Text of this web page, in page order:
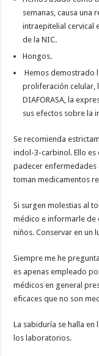
semanas, causa una
intraepitelial cervical
de la NIC.
Hongos.
Hemos demostrado
proliferación celular,
DIAFORASA, la
sus efectos sobre la
Se recomienda
indol-3-carbinol. Ello es
padecer enfermedades
toman medicamentos
Si surgen molestias al
médico e informarle de
niños. Conservar en un
Siempre me he
es apenas empleado
médicos en general
eficaces que no son
La sabiduría se halla en
los laboratorios.